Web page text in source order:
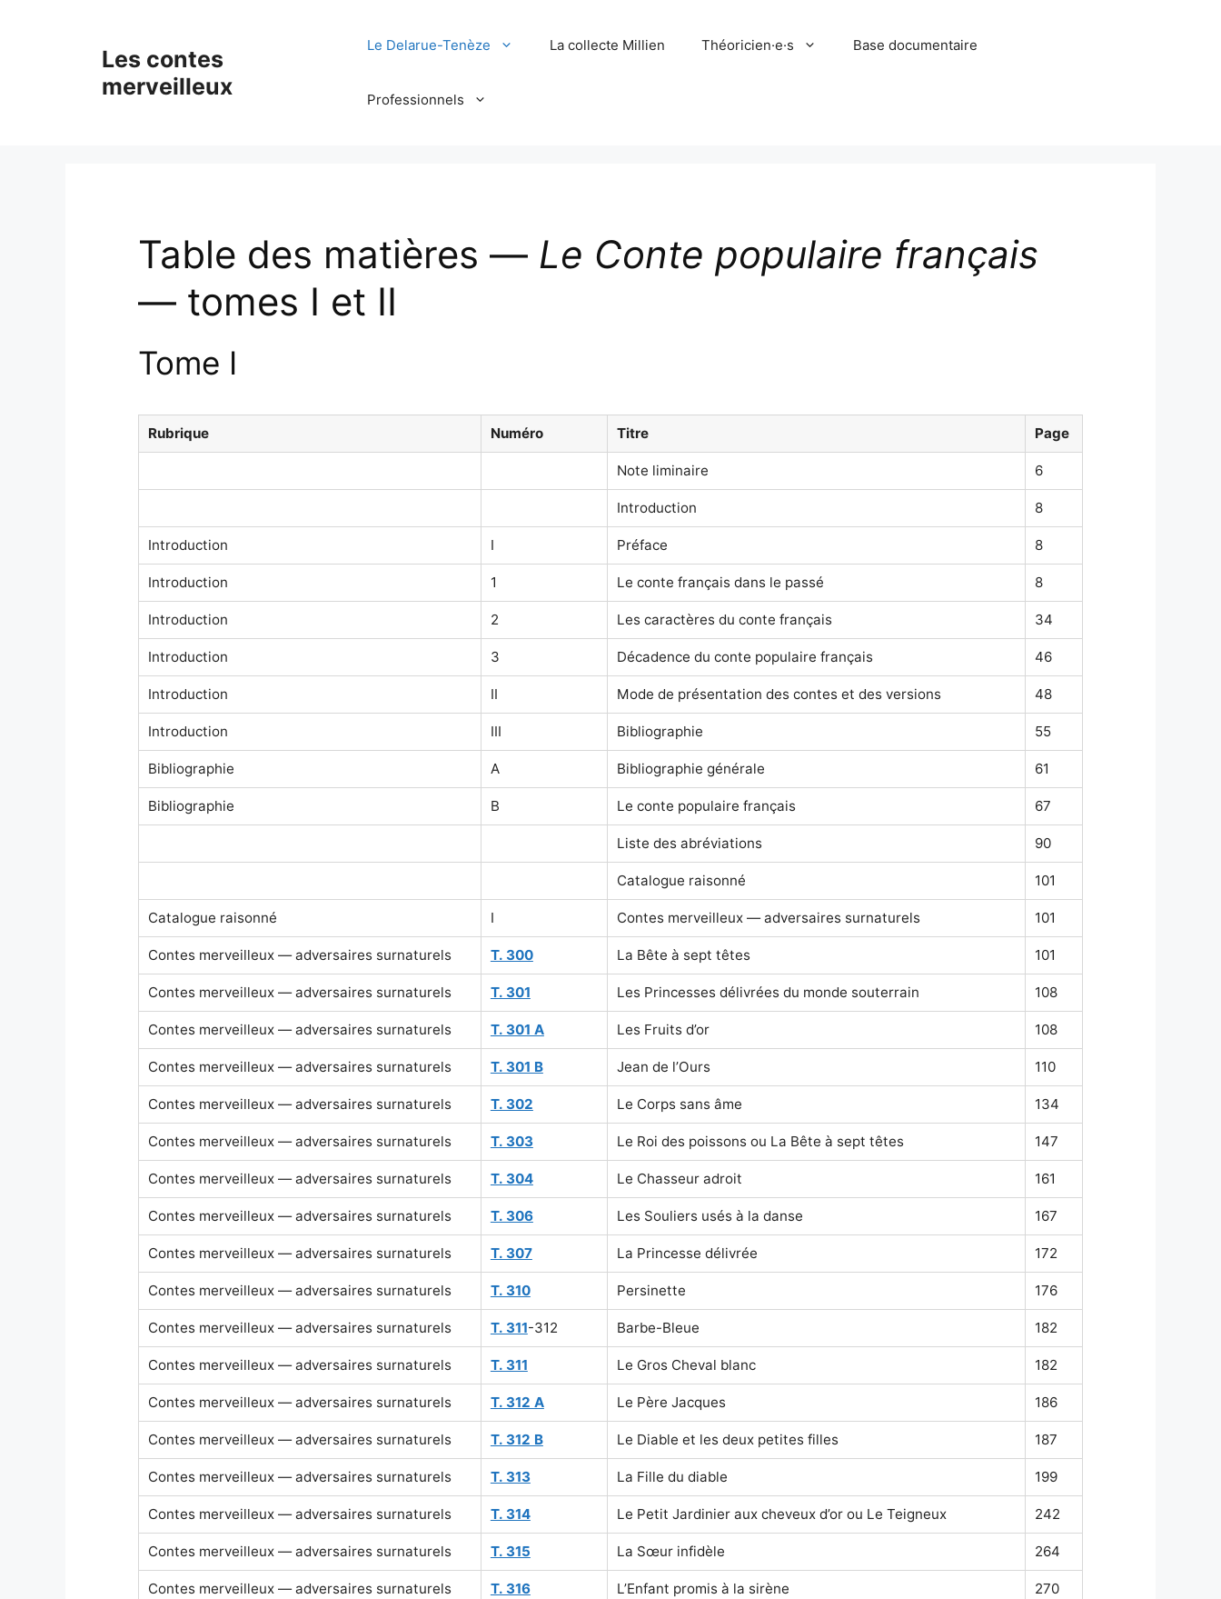
Les contes
merveilleux
Le Delarue-Tenèze La collecte Millien Théoricien·e·s Base documentaire
Professionnels
Table des matières — Le Conte populaire français
— tomes I et II
Tome I
Rubrique Numéro Titre Page
Note liminaire 6
Introduction 8
Introduction I Préface 8
Introduction 1 Le conte français dans le passé 8
Introduction 2 Les caractères du conte français 34
Introduction 3 Décadence du conte populaire français 46
Introduction II Mode de présentation des contes et des versions 48
Introduction III Bibliographie 55
Bibliographie A Bibliographie générale 61
Bibliographie B Le conte populaire français 67
Liste des abréviations 90
Catalogue raisonné 101
Catalogue raisonné I Contes merveilleux — adversaires surnaturels 101
Contes merveilleux — adversaires surnaturels T. 300 La Bête à sept têtes 101
Contes merveilleux — adversaires surnaturels T. 301 Les Princesses délivrées du monde souterrain 108
Contes merveilleux — adversaires surnaturels T. 301 A Les Fruits d’or 108
Contes merveilleux — adversaires surnaturels T. 301 B Jean de l’Ours 110
Contes merveilleux — adversaires surnaturels T. 302 Le Corps sans âme 134
Contes merveilleux — adversaires surnaturels T. 303 Le Roi des poissons ou La Bête à sept têtes 147
Contes merveilleux — adversaires surnaturels T. 304 Le Chasseur adroit 161
Contes merveilleux — adversaires surnaturels T. 306 Les Souliers usés à la danse 167
Contes merveilleux — adversaires surnaturels T. 307 La Princesse délivrée 172
Contes merveilleux — adversaires surnaturels T. 310 Persinette 176
Contes merveilleux — adversaires surnaturels T. 311-312 Barbe-Bleue 182
Contes merveilleux — adversaires surnaturels T. 311 Le Gros Cheval blanc 182
Contes merveilleux — adversaires surnaturels T. 312 A Le Père Jacques 186
Contes merveilleux — adversaires surnaturels T. 312 B Le Diable et les deux petites filles 187
Contes merveilleux — adversaires surnaturels T. 313 La Fille du diable 199
Contes merveilleux — adversaires surnaturels T. 314 Le Petit Jardinier aux cheveux d’or ou Le Teigneux 242
Contes merveilleux — adversaires surnaturels T. 315 La Sœur infidèle 264
Contes merveilleux — adversaires surnaturels T. 316 L’Enfant promis à la sirène 270